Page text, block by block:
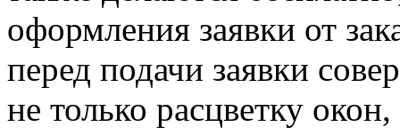
оформления заявки от
перед подачи заявки
не только расцветку